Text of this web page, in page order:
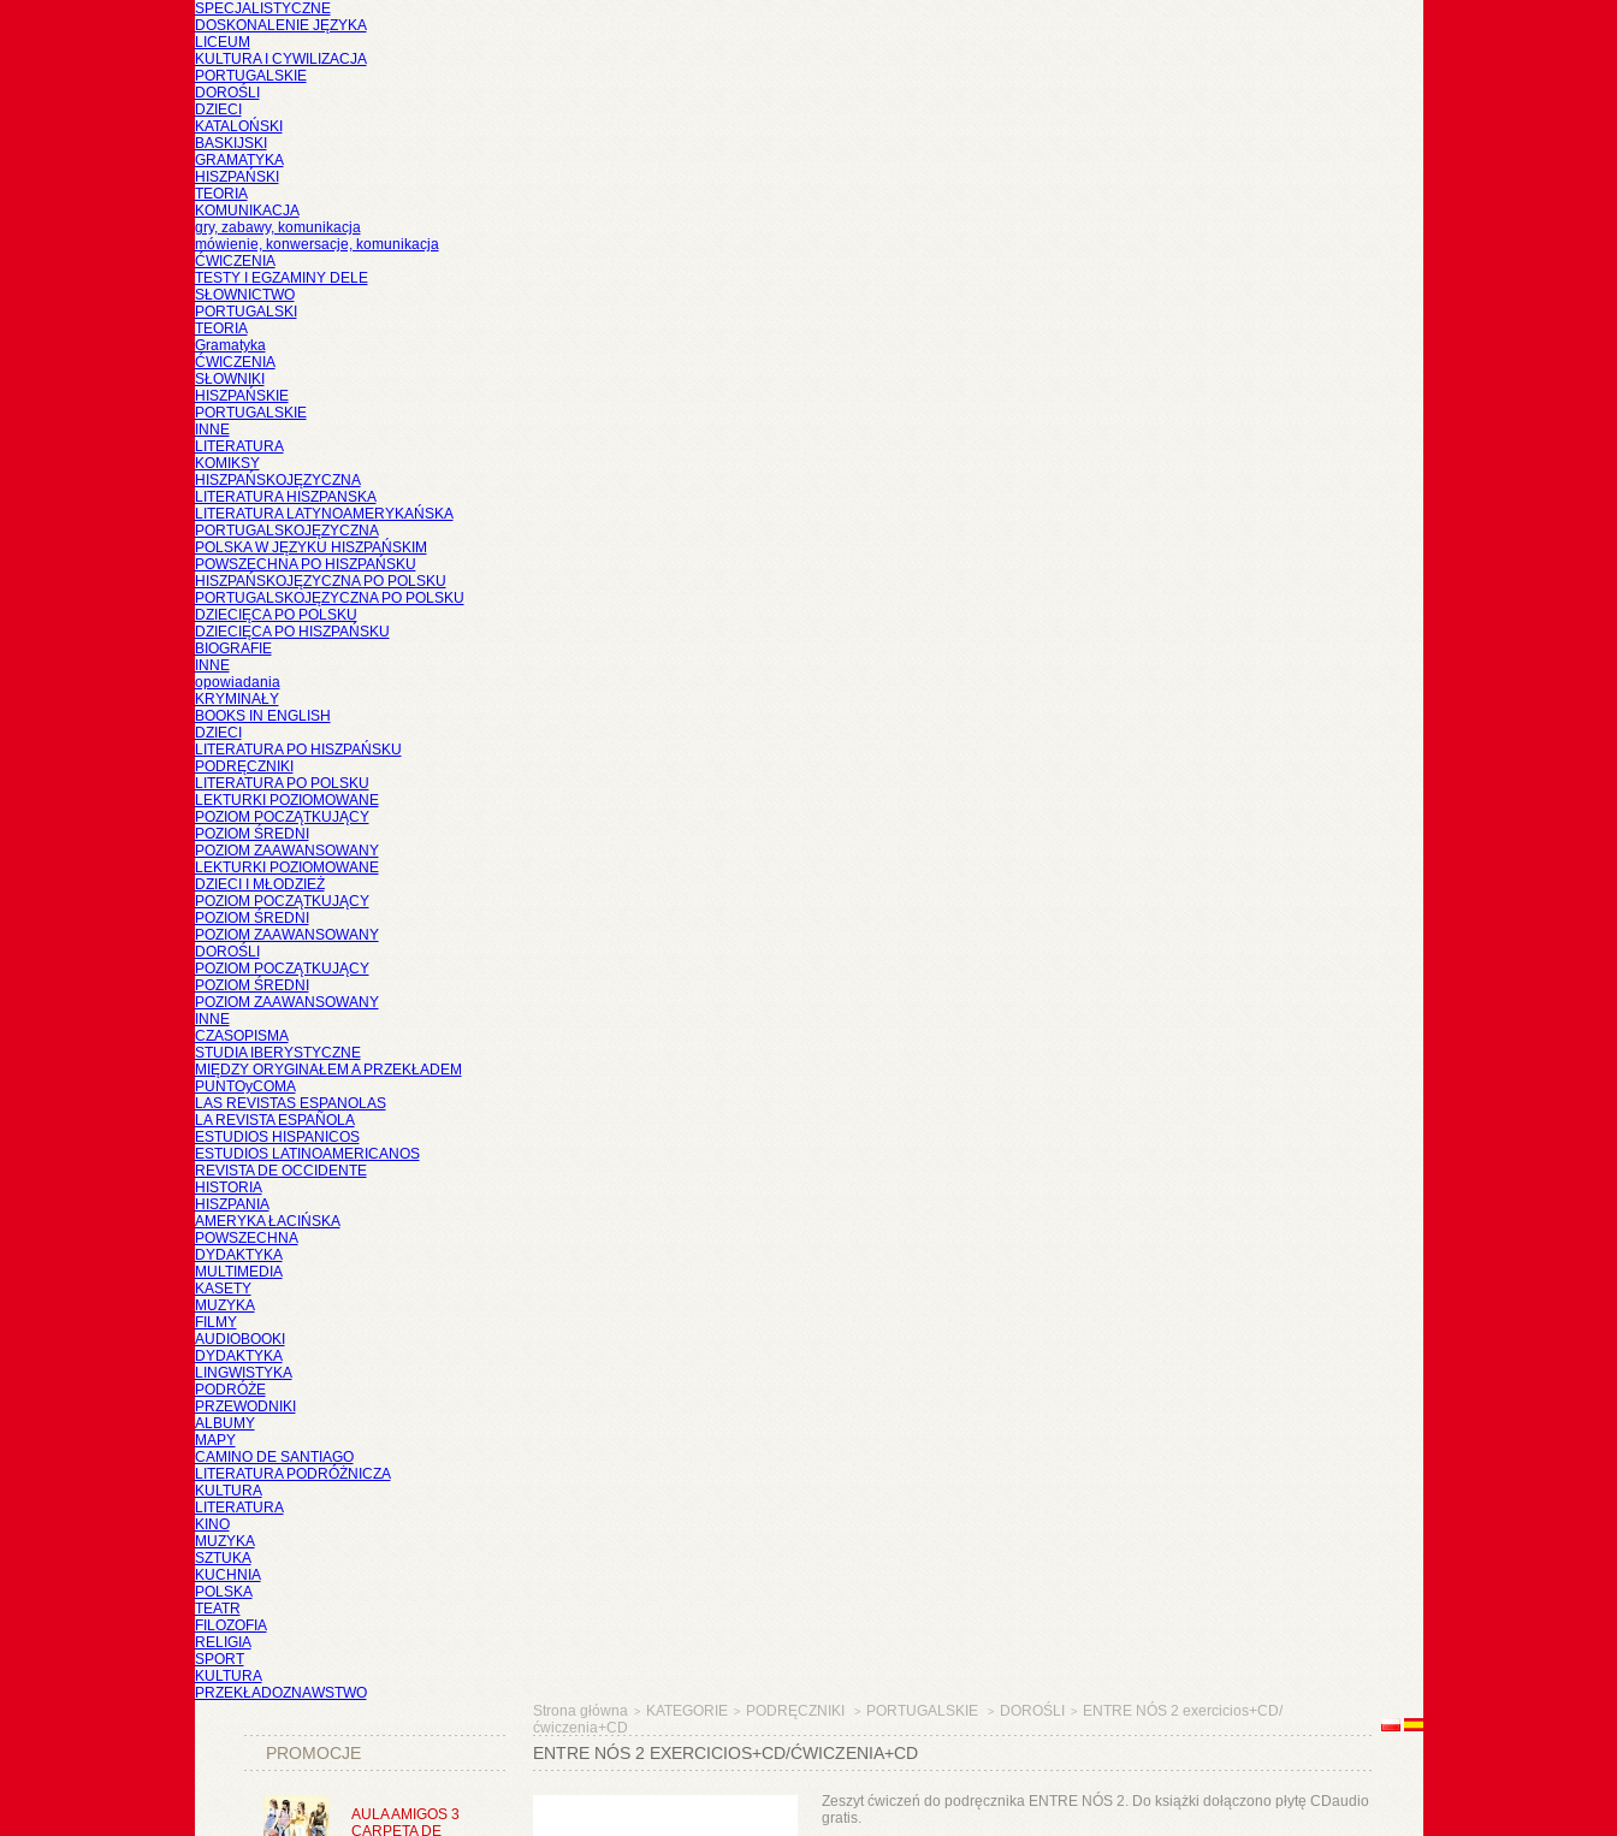
SPECJALISTYCZNE
DOSKONALENIE JĘZYKA
LICEUM
KULTURA I CYWILIZACJA
PORTUGALSKIE
DOROŚLI
DZIECI
KATALOŃSKI
BASKIJSKI
GRAMATYKA
HISZPAŃSKI
TEORIA
KOMUNIKACJA
gry, zabawy, komunikacja
mówienie, konwersacje, komunikacja
ĆWICZENIA
TESTY I EGZAMINY DELE
SŁOWNICTWO
PORTUGALSKI
TEORIA
Gramatyka
ĆWICZENIA
SŁOWNIKI
HISZPAŃSKIE
PORTUGALSKIE
INNE
LITERATURA
KOMIKSY
HISZPAŃSKOJĘZYCZNA
LITERATURA HISZPANSKA
LITERATURA LATYNOAMERYKAŃSKA
PORTUGALSKOJĘZYCZNA
POLSKA W JĘZYKU HISZPAŃSKIM
POWSZECHNA PO HISZPAŃSKU
HISZPAŃSKOJĘZYCZNA PO POLSKU
PORTUGALSKOJĘZYCZNA PO POLSKU
DZIECIĘCA PO POLSKU
DZIECIĘCA PO HISZPAŃSKU
BIOGRAFIE
INNE
opowiadania
KRYMINAŁY
BOOKS IN ENGLISH
DZIECI
LITERATURA PO HISZPAŃSKU
PODRĘCZNIKI
LITERATURA PO POLSKU
LEKTURKI POZIOMOWANE
POZIOM POCZĄTKUJĄCY
POZIOM ŚREDNI
POZIOM ZAAWANSOWANY
LEKTURKI POZIOMOWANE
DZIECI I MŁODZIEŻ
POZIOM POCZĄTKUJĄCY
POZIOM ŚREDNI
POZIOM ZAAWANSOWANY
DOROŚLI
POZIOM POCZĄTKUJĄCY
POZIOM ŚREDNI
POZIOM ZAAWANSOWANY
INNE
CZASOPISMA
STUDIA IBERYSTYCZNE
MIĘDZY ORYGINAŁEM A PRZEKŁADEM
PUNTOyCOMA
LAS REVISTAS ESPANOLAS
LA REVISTA ESPAÑOLA
ESTUDIOS HISPANICOS
ESTUDIOS LATINOAMERICANOS
REVISTA DE OCCIDENTE
HISTORIA
HISZPANIA
AMERYKA ŁACIŃSKA
POWSZECHNA
DYDAKTYKA
MULTIMEDIA
KASETY
MUZYKA
FILMY
AUDIOBOOKI
DYDAKTYKA
LINGWISTYKA
PODRÓŻE
PRZEWODNIKI
ALBUMY
MAPY
CAMINO DE SANTIAGO
LITERATURA PODRÓŻNICZA
KULTURA
LITERATURA
KINO
MUZYKA
SZTUKA
KUCHNIA
POLSKA
TEATR
FILOZOFIA
RELIGIA
SPORT
KULTURA
PRZEKŁADOZNAWSTWO
PROMOCJE
AULA AMIGOS 3
CARPETA DE
Strona główna > KATEGORIE > PODRĘCZNIKI > PORTUGALSKIE > DOROŚLI >
ENTRE NÓS 2 exercicios+CD/
ćwiczenia+CD
ENTRE NÓS 2 EXERCICIOS+CD/ĆWICZENIA+CD
Zeszyt ćwiczeń do podręcznika ENTRE NÓS 2. Do książki dołączono płytę CDaudio
gratis.